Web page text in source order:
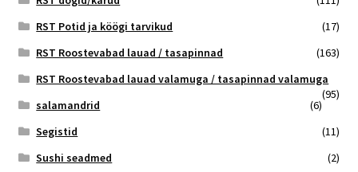
RST Potid ja köögi tarvikud
(17)
RST Roostevabad lauad / tasapinnad
(163)
RST Roostevabad lauad valamuga / tasapinnad valamuga
(95)
salamandrid
(6)
Segistid
(11)
Sushi seadmed
(2)